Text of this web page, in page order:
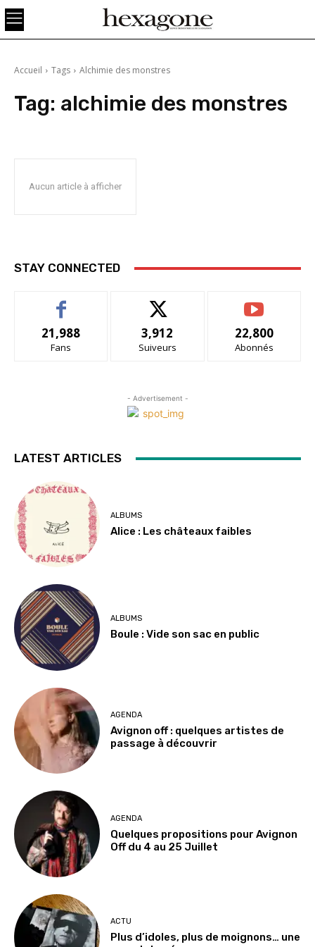
Accueil Tags Alchimie des monstres
Tag: alchimie des monstres
Aucun article à afficher
STAY CONNECTED
21,988
Fans
3,912
Suiveurs
22,800
Abonnés
- Advertisement -
LATEST ARTICLES
ALBUMS
Alice : Les châteaux faibles
ALBUMS
Boule : Vide son sac en public
AGENDA
Avignon off : quelques artistes de
passage à découvrir
AGENDA
Quelques propositions pour Avignon
Off du 4 au 25 Juillet
ACTU
Plus d’idoles, plus de moignons… une